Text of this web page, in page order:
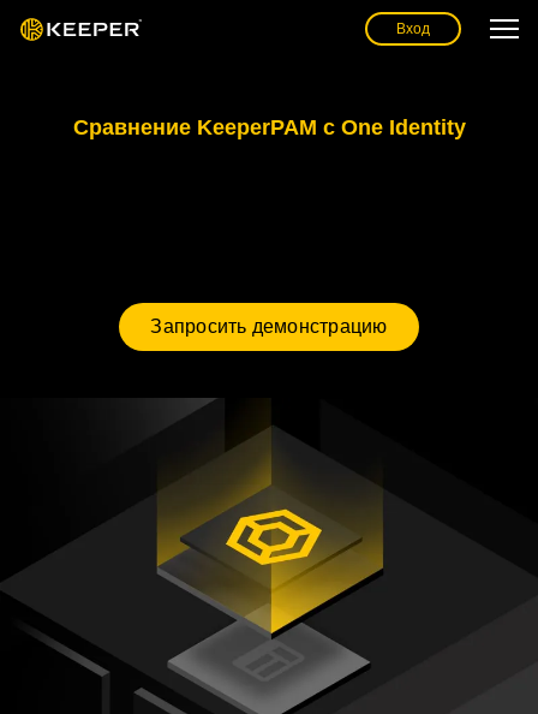
Вход
Сравнение KeeperPAM с One Identity
Запросить демонстрацию